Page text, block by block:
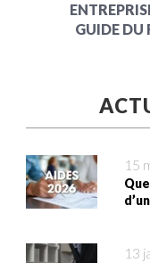
GUIDE DU
15
13